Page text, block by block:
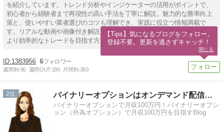
を紹介しています。トレンド分析やインジケーターの活用がポイントで、
初心者から経験者まで再現性の高い手法を丁寧に解説。魅力的な勝率向上
策と、使いやすい業者選びのコツも理解でき、実践に役立つ情報満載で
す。リアルな動画や画像付き解説で誰でもステップごとに学習できます。
より効率的なトレードを目指す方に最適な内容です。
1383956 6
週間IN:90 週間OUT:180 月間IN:350
2 バイナリーオプションはオンデマンド配信で！
バイナリーオプションで月収100万円！バイナリーオプシ
ョン（外為オプション）で月収100万円を目指すBlog
【Tips】気になるブログをフォロー。
登録不要。更新を逃さずキャッチ！
閉じる